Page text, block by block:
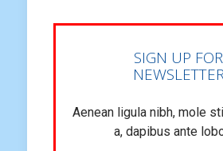
SIGN UP FOR
Aenean ligula nibh, mole
a, dapibus ante